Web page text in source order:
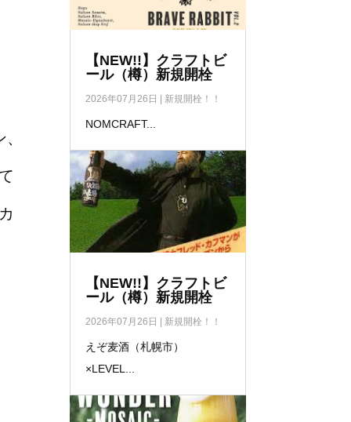
【NEW!!】クラフトビ
ール（樽）新規開栓
2026年07月26日 | 新規開栓！！
NOMCRAFT...
【NEW!!】クラフトビ
ール（樽）新規開栓
2026年07月26日 | 新規開栓！！
えぞ麦酒（札幌市）
×LEVEL...